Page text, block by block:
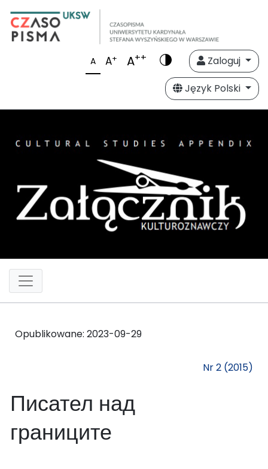
A A+ A++
Zaloguj
Język Polski
Opublikowane: 2023-09-29
Nr 2 (2015)
Писател над
границите